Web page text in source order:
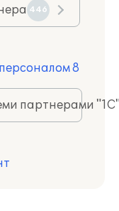
446
8
партнерами